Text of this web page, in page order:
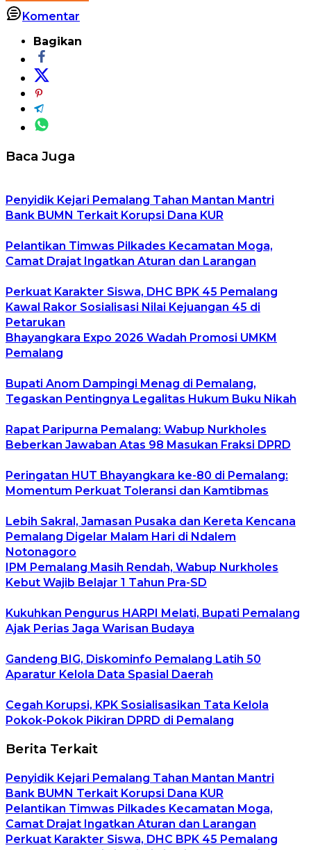
Komentar
Bagikan
Baca Juga
Penyidik Kejari Pemalang Tahan Mantan Mantri
Bank BUMN Terkait Korupsi Dana KUR
Pelantikan Timwas Pilkades Kecamatan Moga,
Camat Drajat Ingatkan Aturan dan Larangan
Perkuat Karakter Siswa, DHC BPK 45 Pemalang
Kawal Rakor Sosialisasi Nilai Kejuangan 45 di
Petarukan
Bhayangkara Expo 2026 Wadah Promosi UMKM
Pemalang
Bupati Anom Dampingi Menag di Pemalang,
Tegaskan Pentingnya Legalitas Hukum Buku Nikah
Rapat Paripurna Pemalang: Wabup Nurkholes
Beberkan Jawaban Atas 98 Masukan Fraksi DPRD
Peringatan HUT Bhayangkara ke-80 di Pemalang:
Momentum Perkuat Toleransi dan Kamtibmas
Lebih Sakral, Jamasan Pusaka dan Kereta Kencana
Pemalang Digelar Malam Hari di Ndalem
Notonagoro
IPM Pemalang Masih Rendah, Wabup Nurkholes
Kebut Wajib Belajar 1 Tahun Pra-SD
Kukuhkan Pengurus HARPI Melati, Bupati Pemalang
Ajak Perias Jaga Warisan Budaya
Gandeng BIG, Diskominfo Pemalang Latih 50
Aparatur Kelola Data Spasial Daerah
Cegah Korupsi, KPK Sosialisasikan Tata Kelola
Pokok-Pokok Pikiran DPRD di Pemalang
Berita Terkait
Penyidik Kejari Pemalang Tahan Mantan Mantri
Bank BUMN Terkait Korupsi Dana KUR
Pelantikan Timwas Pilkades Kecamatan Moga,
Camat Drajat Ingatkan Aturan dan Larangan
Perkuat Karakter Siswa, DHC BPK 45 Pemalang